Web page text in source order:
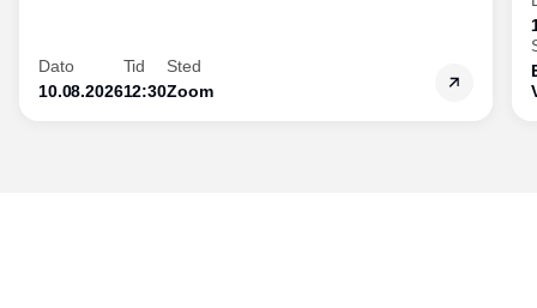
inden for bæredygtig forretningsudvikling - så du
skaber værdi for både samfund og bundlinje.
Dato
10.08.2026
Tid
12:30
Sted
Zoom